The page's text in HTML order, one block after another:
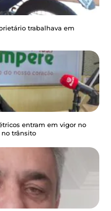
trabalhava em
entram em vigor no
no trânsito